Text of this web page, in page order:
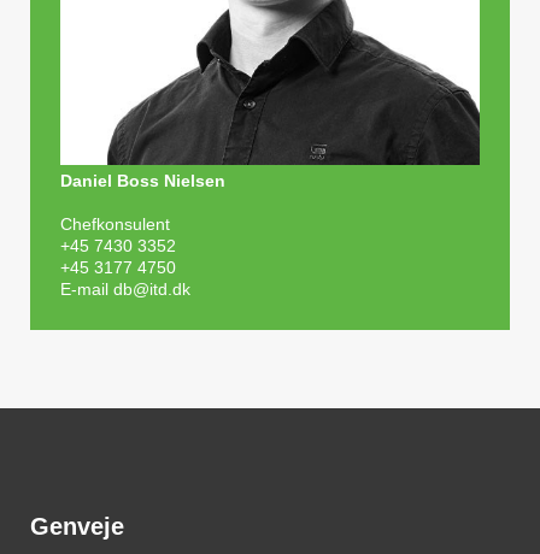
Daniel Boss Nielsen
Chefkonsulent
+45 7430 3352
+45 3177 4750
E-mail db@itd.dk
Genveje